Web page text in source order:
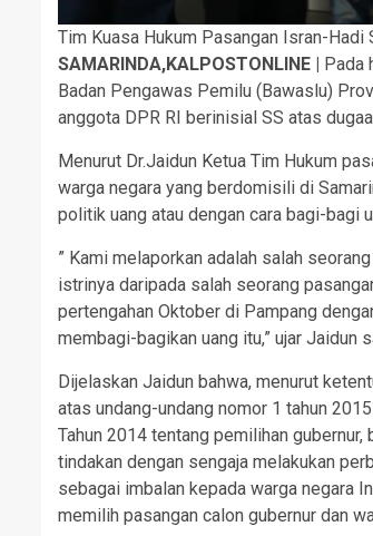
Tim Kuasa Hukum Pasangan Isran-Hadi
SAMARINDA,KALPOSTONLINE | Pada
Badan Pengawas Pemilu (Bawaslu)
anggota DPR RI berinisial SS atas
Menurut Dr.Jaidun Ketua Tim Hukum
warga negara yang berdomisili di
politik uang atau dengan cara bagi-bagi
” Kami melaporkan adalah salah
istrinya daripada salah seorang
pertengahan Oktober di Pampang
membagi-bagikan uang itu,” ujar
Dijelaskan Jaidun bahwa, menurut
atas undang-undang nomor 1 tahun
Tahun 2014 tentang pemilihan
tindakan dengan sengaja melakukan
sebagai imbalan kepada warga negara
memilih pasangan calon gubernur dan